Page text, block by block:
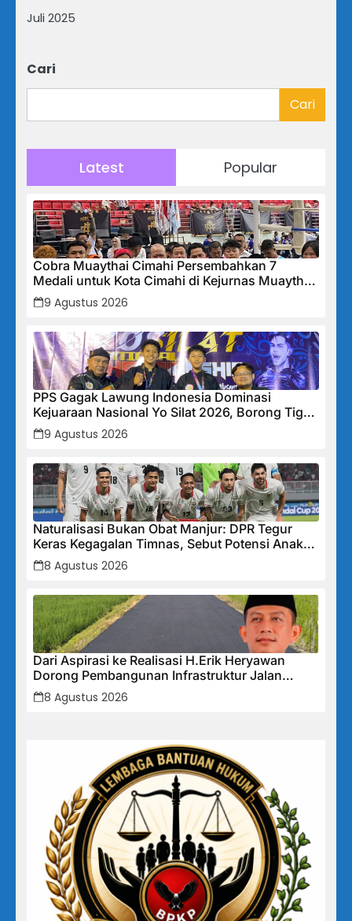
Juli 2025
Cari
Cari
Latest Popular
Cobra Muaythai Cimahi Persembahkan 7
Medali untuk Kota Cimahi di Kejurnas Muaythai
Indonesia 2026
9 Agustus 2026
PPS Gagak Lawung Indonesia Dominasi
Kejuaraan Nasional Yo Silat 2026, Borong Tiga
Medali Emas
9 Agustus 2026
Naturalisasi Bukan Obat Manjur: DPR Tegur
Keras Kegagalan Timnas, Sebut Potensi Anak
Bangsa Terabaikan Demi “Jalan Pintas”
8 Agustus 2026
Dari Aspirasi ke Realisasi H.Erik Heryawan
Dorong Pembangunan Infrastruktur Jalan
Cikalong Bunder
8 Agustus 2026